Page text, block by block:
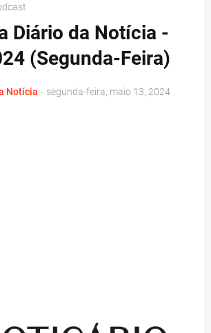
Diário da Notícia -
(Segunda-Feira)
Notícia - segunda-feira, maio 13, 2024